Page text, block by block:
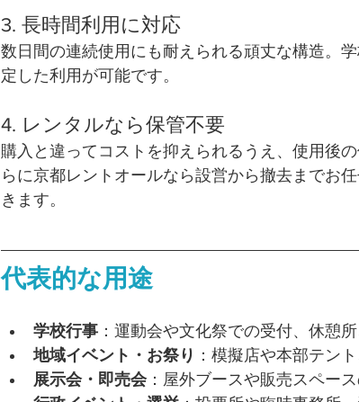
3. 長時間利用に対応
数日間の連続使用にも耐えられる頑丈な構造。
定した利用が可能です。
4. レンタルなら保管不要
購入と違ってコストを抑えられるうえ、使用後
らに京都レントオールなら設営から撤去までお
きます。
代表的な用途
学校行事 ：運動会や文化祭での受付、休憩
地域イベント・お祭り ：模擬店や本部テン
展示会・即売会：屋外ブースや販売スペース